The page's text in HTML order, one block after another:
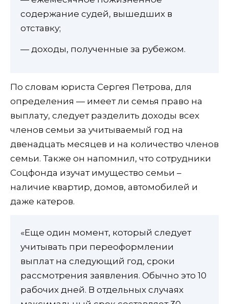
содержание судей, вышедших в
отставку;
— доходы, полученные за рубежом.
По словам юриста Сергея Петрова, для
определения — имеет ли семья право на
выплату, следует разделить доходы всех
членов семьи за учитываемый год на
двенадцать месяцев и на количество членов
семьи. Также он напомнил, что сотрудники
Соцфонда изучат имущество семьи –
наличие квартир, домов, автомобилей и
даже катеров.
«Еще один момент, который следует
учитывать при переоформлении
выплат на следующий год, сроки
рассмотрения заявления. Обычно это 10
рабочих дней. В отдельных случаях